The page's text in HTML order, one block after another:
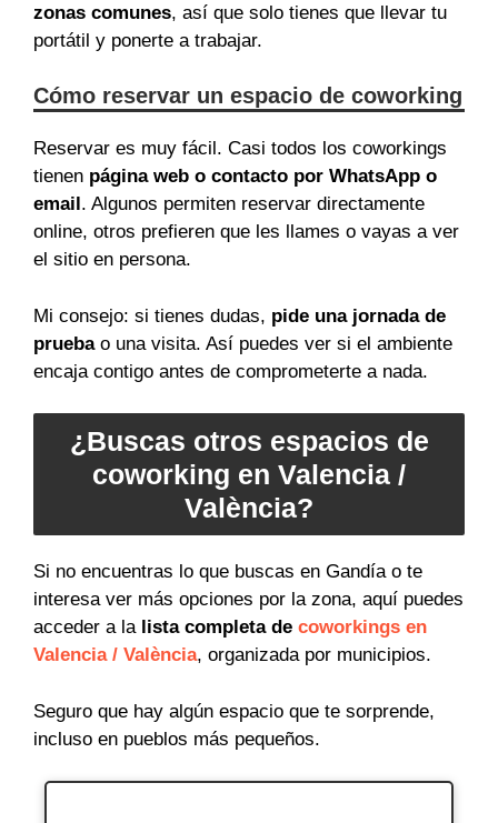
zonas comunes, así que solo tienes que llevar tu
portátil y ponerte a trabajar.
Cómo reservar un espacio de coworking
Reservar es muy fácil. Casi todos los coworkings
tienen página web o contacto por WhatsApp o
email . Algunos permiten reservar directamente
online, otros prefieren que les llames o vayas a ver
el sitio en persona.
Mi consejo: si tienes dudas, pide una jornada de
pruebao una visita. Así puedes ver si el ambiente
encaja contigo antes de comprometerte a nada.
¿Buscas otros espacios de
coworking en Valencia /
València?
Si no encuentras lo que buscas en Gandía o te
interesa ver más opciones por la zona, aquí puedes
acceder a lalista completa de coworkings en
Valencia / València, organizada por municipios.
Seguro que hay algún espacio que te sorprende,
incluso en pueblos más pequeños.